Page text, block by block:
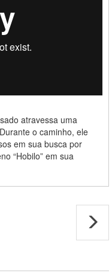
atravessa uma
o caminho, ele
em sua busca por
“Hobilo” em sua